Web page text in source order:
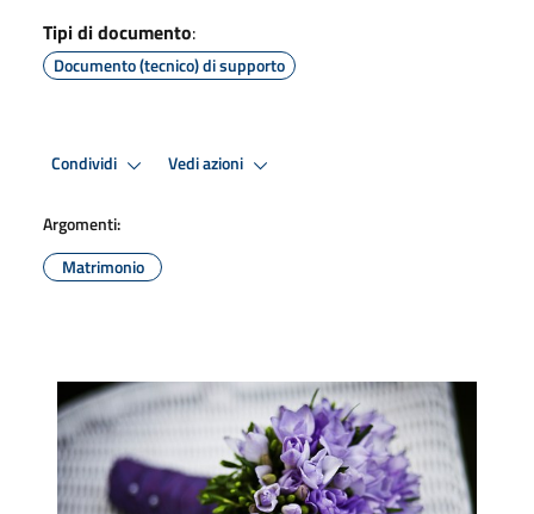
Tipi di documento:
Documento (tecnico) di supporto
Condividi Vedi azioni
Argomenti:
Matrimonio